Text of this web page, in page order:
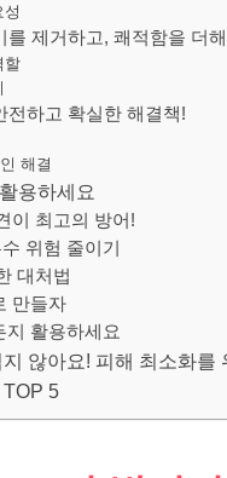
를 제거하고, 쾌적함을 더
할
전하고 확실한 해결책!
해결
용하세요
이 최고의 방어!
위험 줄이기
대처법
만들자
지 활용하세요
않아요! 피해 최소화
5